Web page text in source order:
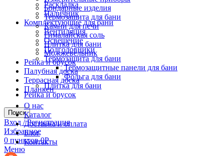
Раскладка
Наличник
Комплектующие для бани
Вентиляция
Освещение
Подголовники
Термозащита для бани
Термозащитные панели для бани
Фольга для бани
Плитка для бани
Рейка и брусок
Поиск
Вход / Регистрация
Избранное
0 пунктов 0Р
Меню
Бондарные изделия
Термозащита для бани
Камни для печи
Гималайская соль
Плитка для бани
Можжевельник
Рейка и брусок
Палубная доска
Террасная доска
Планкен
О нас
Каталог
Доставка и оплата
Блог
Контакты